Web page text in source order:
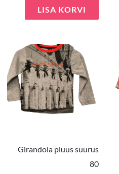
LISA KORVI
Girandola pluus suurus
80